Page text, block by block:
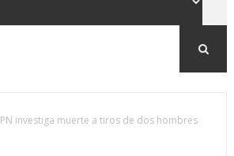
PN investiga muerte a tiros de dos hombres